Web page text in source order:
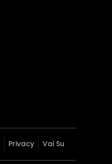
Privacy Vai Su